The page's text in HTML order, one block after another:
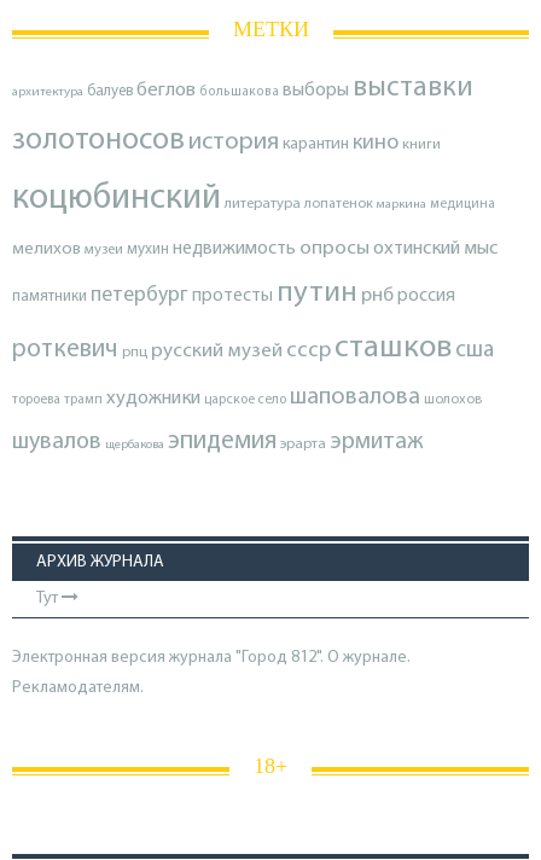
МЕТКИ
архитектура балуев беглов большакова выборы выставки
золотоносов история карантин кино книги
коцюбинский литература лопатенок маркина медицина
мелихов музеи мухин недвижимость опросы охтинский мыс
памятники петербургпротесты путин рнброссия
роткевич рпц русский музей ссср сташков сша
тороева трамп художники царское село шаповалова шолохов
шувалов щербакова эпидемия эрарта эрмитаж
АРХИВ ЖУРНАЛА
Тут
Электронная версия журнала "Город 812". О журнале.
Рекламодателям.
18+